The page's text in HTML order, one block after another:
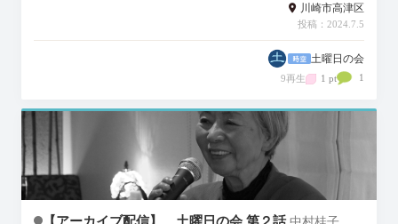
川崎市高津区
投稿：2024.7.5
土曜日の会
9再生 1 pt 1
【アーカイブ配信】 土曜日の会 第２話